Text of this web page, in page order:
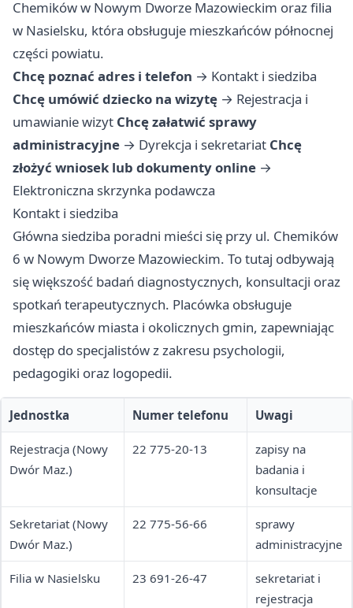
Chemików w Nowym Dworze Mazowieckim oraz filia
w Nasielsku, która obsługuje mieszkańców północnej
części powiatu.
Chcę poznać adres i telefon → Kontakt i siedziba
Chcę umówić dziecko na wizytę → Rejestracja i
umawianie wizyt Chcę załatwić sprawy
administracyjne → Dyrekcja i sekretariat Chcę
złożyć wniosek lub dokumenty online →
Elektroniczna skrzynka podawcza
Kontakt i siedziba
Główna siedziba poradni mieści się przy ul. Chemików
6 w Nowym Dworze Mazowieckim. To tutaj odbywają
się większość badań diagnostycznych, konsultacji oraz
spotkań terapeutycznych. Placówka obsługuje
mieszkańców miasta i okolicznych gmin, zapewniając
dostęp do specjalistów z zakresu psychologii,
pedagogiki oraz logopedii.
Jednostka Numer telefonu Uwagi
Rejestracja (Nowy
Dwór Maz.)
22 775-20-13
zapisy na
badania i
konsultacje
Sekretariat (Nowy
Dwór Maz.)
22 775-56-66
sprawy
administracyjne
Filia w Nasielsku 23 691-26-47
sekretariat i
rejestracja